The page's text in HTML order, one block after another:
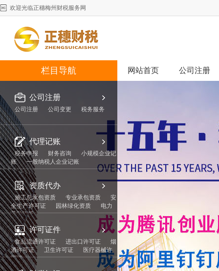
欢迎光临正穗梅州财税服务网
栏目导航 网站首页 公司注册
公司注册
公司注册 公司变更 税务服务
代理记账
税务申报 财务咨询
小规模企业记
账
一般纳税人企业记账
资质代办
施工总承包资质 专业承包资质
安
全生产许可证
园林绿化资质
电力
承装资质
许可证件
食品流通许可证 进出口许可证
烟
酒许可证
卫生许可证
医疗器械许
可证